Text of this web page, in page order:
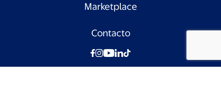
Marketplace
Contacto